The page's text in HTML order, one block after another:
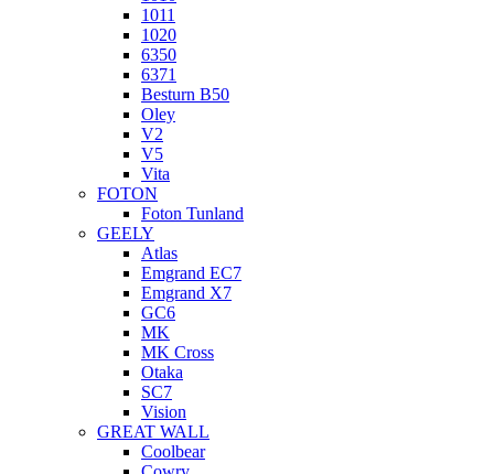
1011
1020
6350
6371
Besturn B50
Oley
V2
V5
Vita
FOTON
Foton Tunland
GEELY
Atlas
Emgrand EC7
Emgrand X7
GC6
MK
MK Cross
Otaka
SC7
Vision
GREAT WALL
Coolbear